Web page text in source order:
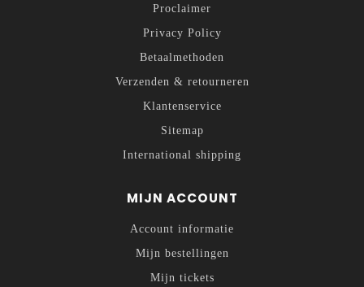
Proclaimer
Privacy Policy
Betaalmethoden
Verzenden & retourneren
Klantenservice
Sitemap
International shipping
MIJN ACCOUNT
Account informatie
Mijn bestellingen
Mijn tickets